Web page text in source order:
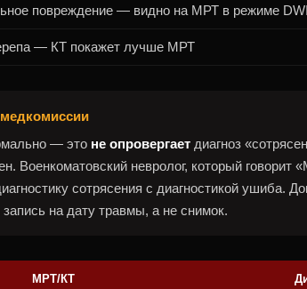
повреждение — видно на МРТ в режиме DWI
— КТ покажет лучше МРТ
— это не опровергает диагноз
Военкоматовский невролог, который говорит
сотрясения с диагностикой ушиба.
на дату травмы, а не снимок.
МРТ/КТ